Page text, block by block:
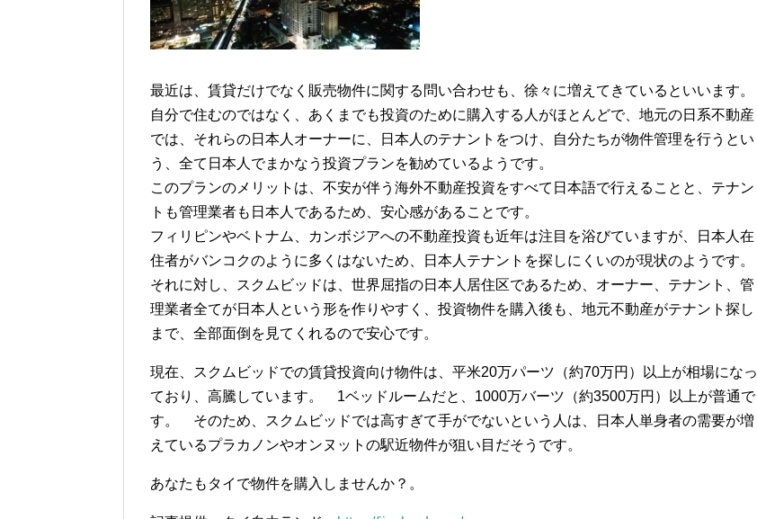
最近は、賃貸だけでなく販売物件に関する問い合わせも、徐々に増えてきているといいます。
自分で住むのではなく、あくまでも投資のために購入する人がほとんどで、地元の日系不動産
では、それらの日本人オーナーに、日本人のテナントをつけ、自分たちが物件管理を行うとい
う、全て日本人でまかなう投資プランを勧めているようです。
このプランのメリットは、不安が伴う海外不動産投資をすべて日本語で行えることと、テナン
トも管理業者も日本人であるため、安心感があることです。
フィリピンやベトナム、カンボジアへの不動産投資も近年は注目を浴びていますが、日本人在
住者がバンコクのように多くはないため、日本人テナントを探しにくいのが現状のようです。
それに対し、スクムビッドは、世界屈指の日本人居住区であるため、オーナー、テナント、管
理業者全てが日本人という形を作りやすく、投資物件を購入後も、地元不動産がテナント探し
まで、全部面倒を見てくれるので安心です。
現在、スクムビッドでの賃貸投資向け物件は、平米20万パーツ（約70万円）以上が相場になっ
ており、高騰しています。 1ベッドルームだと、1000万バーツ（約3500万円）以上が普通で
す。 そのため、スクムビッドでは高すぎて手がでないという人は、日本人単身者の需要が増
えているプラカノンやオンヌットの駅近物件が狙い目だそうです。
あなたもタイで物件を購入しませんか？。